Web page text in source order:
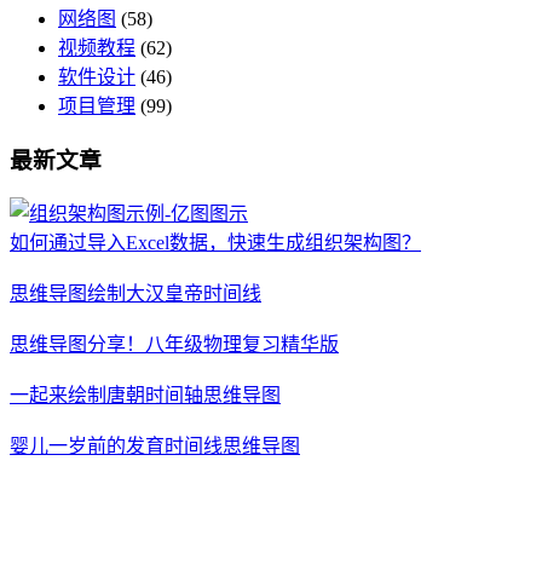
网络图 (58)
视频教程 (62)
软件设计 (46)
项目管理 (99)
最新文章
如何通过导入Excel数据，快速生成组织架构图？
思维导图绘制大汉皇帝时间线
思维导图分享！八年级物理复习精华版
一起来绘制唐朝时间轴思维导图
婴儿一岁前的发育时间线思维导图